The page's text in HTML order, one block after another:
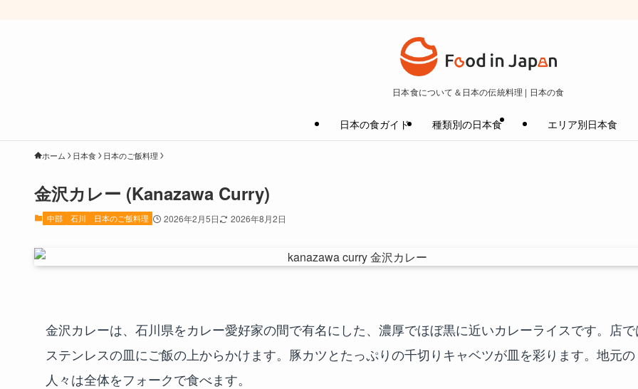
日本食について＆日本の伝統料理 | 日本の食
日本の食ガイド 種類別の日本食 エリア別日本食
ホーム 日本食 日本のご飯料理
金沢カレー (Kanazawa Curry)
中部 石川 日本のご飯料理 2026年2月5日 2026年8月2日
金沢カレーは、石川県をカレー愛好家の間で有名にした、濃厚でほぼ黒に近いカレーライスです。店で
ステンレスの皿にご飯の上からかけます。豚カツとたっぷりの千切りキャベツが皿を彩ります。地元の
人々は全体をフォークで食べます。